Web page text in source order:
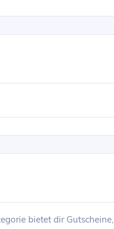
bietet dir